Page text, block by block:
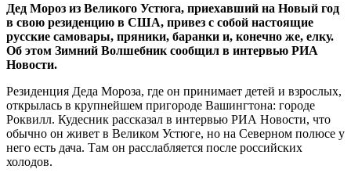
Дед Мороз из Великого Устюга, приехавший на Новый год
в свою резиденцию в США, привез с собой настоящие
русские самовары, пряники, баранки и, конечно же, елку.
Об этом Зимний Волшебник сообщил в интервью РИА
Новости.
Резиденция Деда Мороза, где он принимает детей и взрослых,
открылась в крупнейшем пригороде Вашингтона: городе
Роквилл. Кудесник рассказал в интервью РИА Новости, что
обычно он живет в Великом Устюге, но на Северном полюсе у
него есть дача. Там он расслабляется после российских
холодов.